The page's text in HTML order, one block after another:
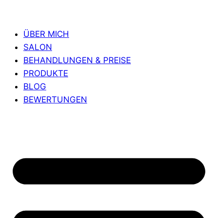
ÜBER MICH
SALON
BEHANDLUNGEN & PREISE
PRODUKTE
BLOG
BEWERTUNGEN